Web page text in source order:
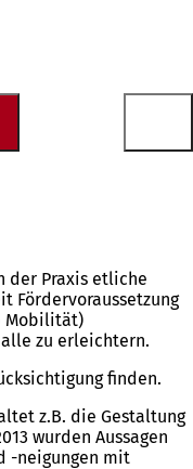
der Praxis etliche
Fördervoraussetzung
Mobilität)
zu erleichtern.
finden.
z.B. die Gestaltung
wurden Aussagen
-neigungen mit